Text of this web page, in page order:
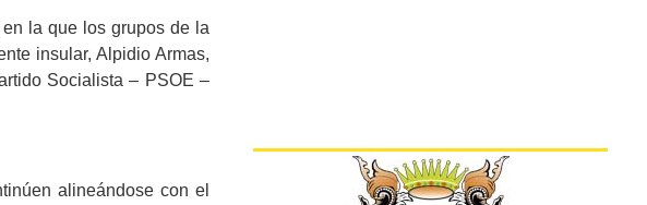
la que los grupos de la
insular, Alpidio Armas,
Socialista – PSOE –
alineándose con el